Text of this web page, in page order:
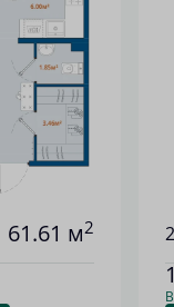
61.61 м2